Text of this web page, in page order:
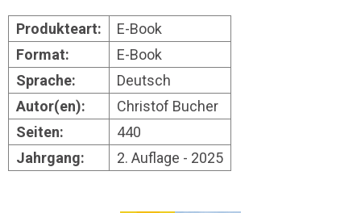
Produkteart:
E-Book
Format:
E-Book
Sprache:
Deutsch
Autor(en):
Christof Bucher
Seiten:
440
Jahrgang:
2. Auflage - 2025